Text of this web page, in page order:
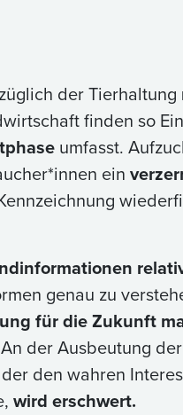
der Tierhaltung
finden so
umfasst.
ein
genau zu
für die Zukunft
An der Ausbeutung
den wahren
wird erschwert.